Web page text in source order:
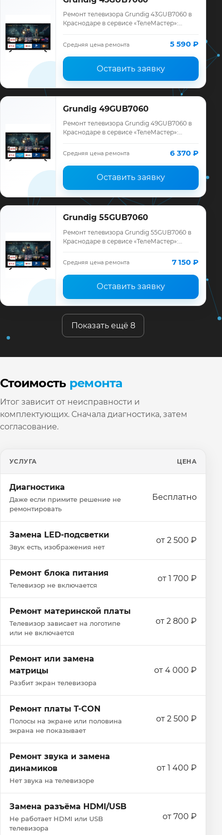
Ремонт телевизора Grundig 43GUB7060 в
Краснодаре в сервисе «ТелеМастер»:
ремонта, запчасти и гарантия до 12
месяцев.
Средняя цена ремонта 5 590 ₽
Оставить заявку
Grundig 49GUB7060
Ремонт телевизора Grundig 49GUB7060 в
Краснодаре в сервисе «ТелеМастер»:
ремонта, запчасти и гарантия до 12
Средняя цена ремонта 6 370 ₽
Оставить заявку
Grundig 55GUB7060
Ремонт телевизора Grundig 55GUB7060 в
Краснодаре в сервисе «ТелеМастер»:
ремонта, запчасти и гарантия до 12
месяцев.
Средняя цена ремонта 7 150 ₽
Оставить заявку
Показать ещё 8
Стоимость ремонта
Итог зависит от неисправности и
комплектующих. Сначала диагностика, затем
согласование.
УСЛУГА ЦЕНА
Диагностика
Даже если примите решение не
ремонтировать
Бесплатно
Замена LED-подсветки
Звук есть, изображения нет
от 2 500 ₽
Ремонт блока питания
Телевизор не включается
от 1 700 ₽
Ремонт материнской платы
Телевизор зависает на логотипе
или не включается
от 2 800 ₽
Ремонт или замена
матрицы
Разбит экран телевизора
от 4 000 ₽
Ремонт платы T-CON
Полосы на экране или половина
экрана не показывает
от 2 500 ₽
Ремонт звука и замена
динамиков
Нет звука на телевизоре
от 1 400 ₽
Замена разъёма HDMI/USB
Не работает HDMI или USB
телевизора
от 700 ₽